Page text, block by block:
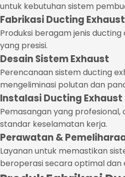
untuk kebutuhan sistem
Fabrikasi Ducting Exhaust
Produksi beragam jenis
yang presisi.
Desain Sistem Exhaust
Perencanaan sistem ducting
mengeliminasi polutan dan
Instalasi Ducting Exhaust
Pemasangan yang
standar keselamatan kerja.
Perawatan &
Layanan untuk memastikan
beroperasi secara optimal dan